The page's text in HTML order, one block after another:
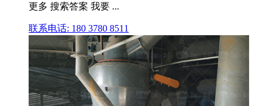
更多 搜索答案 我要 ...
联系电话: 180 3780 8511